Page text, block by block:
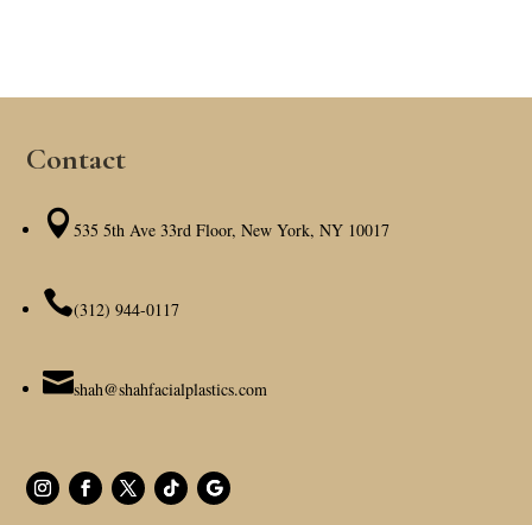
Contact
 535 5th Ave 33rd Floor, New York, NY 10017
(312) 944-0117
shah@shahfacialplastics.com